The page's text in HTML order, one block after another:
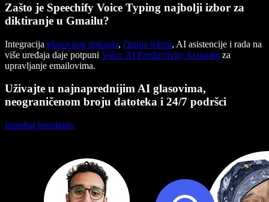
Zašto je Speechify Voice Typing najbolji izbor za
diktiranje u Gmailu?
Integracija glasovnog tipkanja, čitanja teksta, AI asistencije i rada na
više uređaja daje potpuni Voice AI Productivity Assistant za
upravljanje emailovima.
Uživajte u najnaprednijim AI glasovima,
neograničenom broju datoteka i 24/7 podršci
Isprobaj besplatno